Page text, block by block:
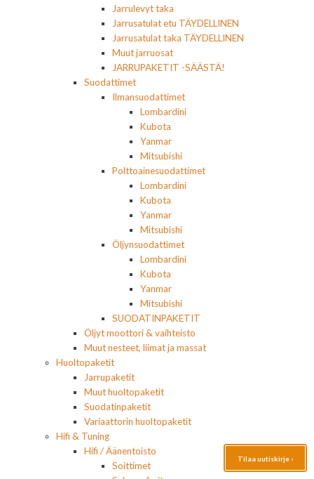
Jarrulevyt taka
Jarrusatulat etu TÄYDELLINEN
Jarrusatulat taka TÄYDELLINEN
Muut jarruosat
JARRUPAKETIT -SÄÄSTÄ!
Suodattimet
Ilmansuodattimet
Lombardini
Kubota
Yanmar
Mitsubishi
Polttoainesuodattimet
Lombardini
Kubota
Yanmar
Mitsubishi
Öljynsuodattimet
Lombardini
Kubota
Yanmar
Mitsubishi
SUODATINPAKETIT
Öljyt moottori & vaihteisto
Muut nesteet, liimat ja massat
Huoltopaketit
Jarrupaketit
Muut huoltopaketit
Suodatinpaketit
Variaattorin huoltopaketit
Hifi & Tuning
Hifi / Äänentoisto
Soittimet
Tilaa uutiskirje ›